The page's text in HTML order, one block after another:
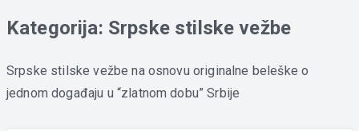
Kategorija: Srpske stilske vežbe
Srpske stilske vežbe na osnovu originalne beleške o
jednom događaju u “zlatnom dobu” Srbije